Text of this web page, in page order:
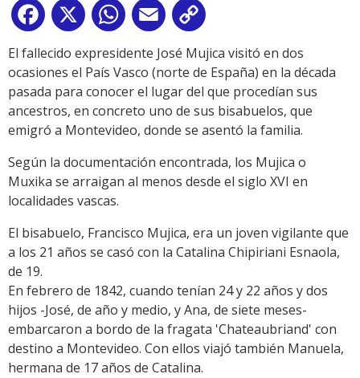
Facebook
X WhatsApp
Email
Link
El fallecido expresidente José Mujica visitó en dos
ocasiones el País Vasco (norte de España) en la década
pasada para conocer el lugar del que procedían sus
ancestros, en concreto uno de sus bisabuelos, que
emigró a Montevideo, donde se asentó la familia.
Según la documentación encontrada, los Mujica o
Muxika se arraigan al menos desde el siglo XVI en
localidades vascas.
El bisabuelo, Francisco Mujica, era un joven vigilante que
a los 21 años se casó con la Catalina Chipiriani Esnaola,
de 19.
En febrero de 1842, cuando tenían 24 y 22 años y dos
hijos -José, de año y medio, y Ana, de siete meses-
embarcaron a bordo de la fragata 'Chateaubriand' con
destino a Montevideo. Con ellos viajó también Manuela,
hermana de 17 años de Catalina.